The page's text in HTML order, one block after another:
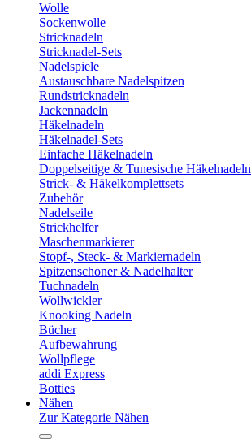
Wolle
Sockenwolle
Stricknadeln
Stricknadel-Sets
Nadelspiele
Austauschbare Nadelspitzen
Rundstricknadeln
Jackennadeln
Häkelnadeln
Häkelnadel-Sets
Einfache Häkelnadeln
Doppelseitige & Tunesische Häkelnadeln
Strick- & Häkelkomplettsets
Zubehör
Nadelseile
Strickhelfer
Maschenmarkierer
Stopf-, Steck- & Markiernadeln
Spitzenschoner & Nadelhalter
Tuchnadeln
Wollwickler
Knooking Nadeln
Bücher
Aufbewahrung
Wollpflege
addi Express
Botties
Nähen
Zur Kategorie Nähen